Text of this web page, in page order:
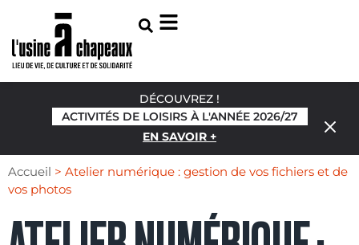
DÉCOUVREZ !
ACTIVITÉS DE LOISIRS À L'ANNÉE 2026/27
EN SAVOIR +
Accueil > Atelier numérique : gestion de vos fichiers et de
vos photos